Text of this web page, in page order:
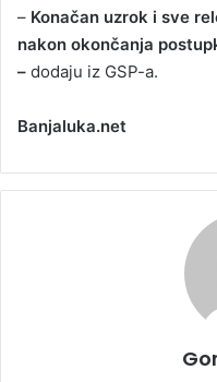
– Konačan uzrok i sve
nakon okončanja
– dodaju iz GSP-a.
Banjaluka.net